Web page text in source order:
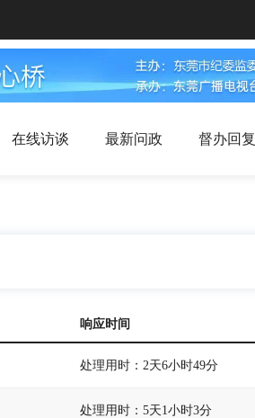
在线访谈 最新问政 督办回复
响应时间
处理用时：2天6小时49分
处理用时：5天1小时3分